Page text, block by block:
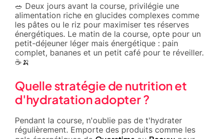
🥗 Deux jours avant la course, privilégie une
alimentation riche en glucides complexes comme
les pâtes ou le riz pour maximiser tes réserves
énergétiques. Le matin de la course, opte pour un
petit-déjeuner léger mais énergétique : pain
complet, bananes et un petit café pour te réveiller.
☕🍌
Quelle stratégie de nutrition et
d'hydratation adopter ?
Pendant la course, n'oublie pas de t'hydrater
régulièrement. Emporte des produits comme les